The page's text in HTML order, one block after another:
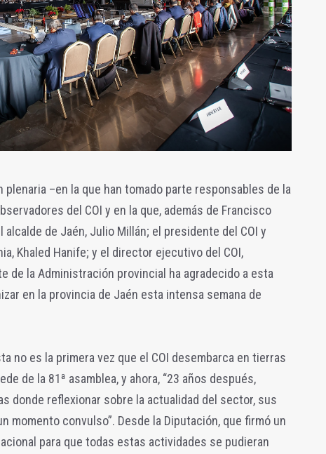
–en la que han tomado parte responsables de la
del COI y en la que, además de Francisco
de Jaén, Julio Millán; el presidente del COI y
Khaled Hanife; y el director ejecutivo del COI,
de la Administración provincial ha agradecido a esta
en la provincia de Jaén esta intensa semana de
no es la primera vez que el COI desembarca en tierras
de la 81ª asamblea, y ahora, “23 años después,
donde reflexionar sobre la actualidad del sector, sus
momento convulso”. Desde la Diputación, que firmó un
para que todas estas actividades se pudieran